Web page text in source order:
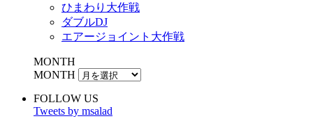
ひまわり大作戦
ダブルDJ
エアージョイント大作戦
MONTH
MONTH
FOLLOW US
Tweets by msalad